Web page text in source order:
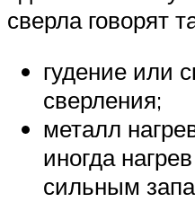
сверла говорят
гудение или
сверления;
металл
иногда
сильным